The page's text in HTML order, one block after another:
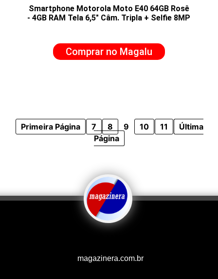
Smartphone Motorola Moto E40 64GB Rosê
- 4GB RAM Tela 6,5" Câm. Tripla + Selfie 8MP
Comprar no Magalu
Primeira Página 7 8 9 10 11
Última
Página
magazinera.com.br